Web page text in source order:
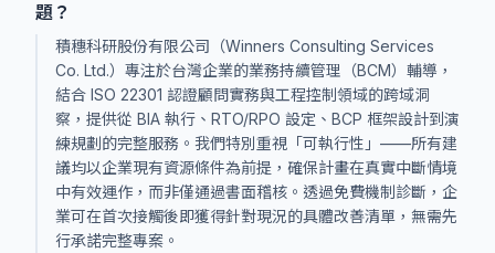
題？
積穗科研股份有限公司（Winners Consulting Services
Co. Ltd.）專注於台灣企業的業務持續管理（BCM）輔導，
結合 ISO 22301 認證顧問實務與工程控制領域的跨域洞
察，提供從 BIA 執行、RTO/RPO 設定、BCP 框架設計到演
練規劃的完整服務。我們特別重視「可執行性」——所有建
議均以企業現有資源條件為前提，確保計畫在真實中斷情境
中有效運作，而非僅通過書面稽核。透過免費機制診斷，企
業可在首次接觸後即獲得針對現況的具體改善清單，無需先
行承諾完整專案。